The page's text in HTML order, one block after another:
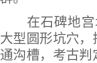
在石碑地宫
大型圆形坑穴
通沟槽，考古